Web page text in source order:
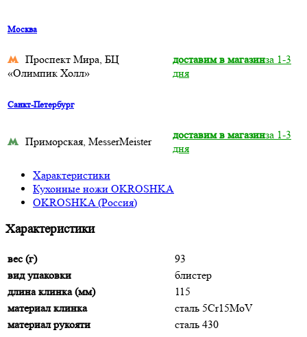
Москва
Проспект Мира, БЦ
«Олимпик Холл»
доставим в магазинза 1-3
дня
Санкт-Петербург
Приморская, MesserMeister
доставим в магазинза 1-3
дня
Характеристики
Кухонные ножи OKROSHKA
OKROSHKA (Россия)
Характеристики
вес (г)
93
вид упаковки
блистер
длина клинка (мм)
115
материал клинка
сталь 5Cr15MoV
материал рукояти
сталь 430